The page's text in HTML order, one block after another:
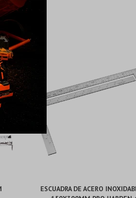
ESCUADRA DE ACERO